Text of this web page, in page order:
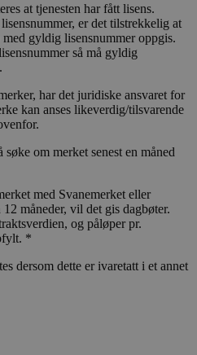
at tjenesten har fått lisens.
er det tilstrekkelig at
gyldig lisensnummer oppgis.
så må gyldig
har det juridiske ansvaret for
kan anses likeverdig/tilsvarende
om merket senest en måned
med Svanemerket eller
måneder, vil det gis dagbøter.
og påløper pr.
*
dersom dette er ivaretatt i et annet